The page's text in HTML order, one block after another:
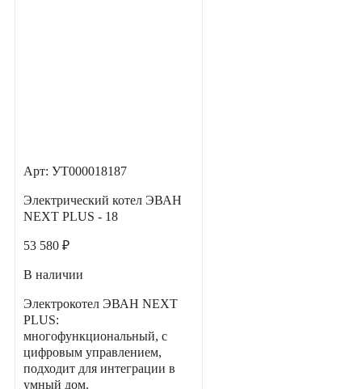
Арт: УТ000018187
Электрический котел ЭВАН
NEXT PLUS - 18
53 580 ₽
В наличии
Электрокотел ЭВАН NEXT
PLUS:
многофункциональный, с
цифровым управлением,
подходит для интеграции в
умный дом.